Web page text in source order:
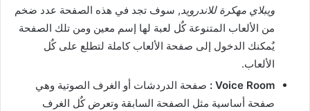
ويبلاي مهكرة للاندرويد, سوف تجد في هذه الصفحة عدد ضخم
من الألعاب المتنوعة كٌل لعبة لها إسم معين ومن تلك الصفحة
يٌمكنك الدخول إلى صفحة الألعاب كاملة لتطلع على كٌل
الألعاب.
Voice Room :
صفحة الدردشات أو الغرف الصوتية وهي
صفحة أساسية مثل الصفحة السابقة وتعرض كٌل الغرف